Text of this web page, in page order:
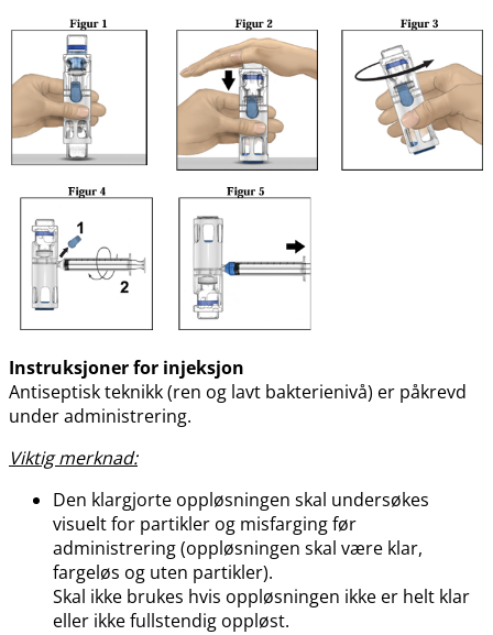
Instruksjoner for injeksjon
Antiseptisk teknikk (ren og lavt bakterienivå) er påkrevd
under administrering.
Viktig merknad:
Den klargjorte oppløsningen skal undersøkes
visuelt for partikler og misfarging før
administrering (oppløsningen skal være klar,
fargeløs og uten partikler).
Skal ikke brukes hvis oppløsningen ikke er helt klar
eller ikke fullstendig oppløst.